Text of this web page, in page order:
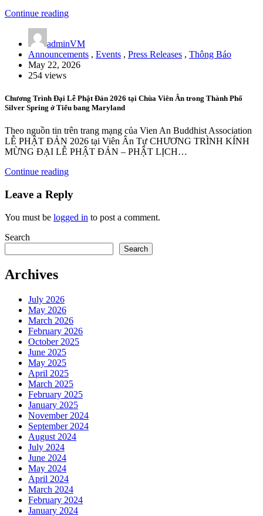
Continue reading
adminVM
Announcements , Events , Press Releases , Thông Báo
May 22, 2026
254 views
Chương Trình Đại Lễ Phật Đản 2026 tại Chùa Viên Ân trong Thành Phố
Silver Spring ở Tiểu bang Maryland
Theo nguồn tin trên trang mạng của Vien An Buddhist Association
LỄ PHẬT ĐẢN 2026 tại Viên Ân Tự CHƯƠNG TRÌNH KÍNH
MỪNG ĐẠI LỄ PHẬT ĐẢN – PHẬT LỊCH…
Continue reading
Leave a Reply
You must be logged in to post a comment.
Search
Search
Archives
July 2026
May 2026
March 2026
February 2026
October 2025
June 2025
May 2025
April 2025
March 2025
February 2025
January 2025
November 2024
September 2024
August 2024
July 2024
June 2024
May 2024
April 2024
March 2024
February 2024
January 2024